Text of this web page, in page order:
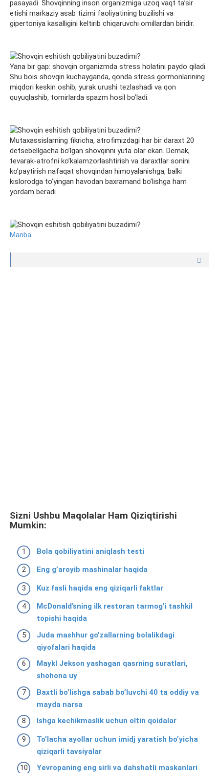
pasayadi. Shovqinning inson organizmiga uzoq vaqt ta’sir
etishi markaziy asab tizimi faoliyatining buzilishi va
gipertoniya kasalligini keltirib chiqaruvchi omillardan biridir.
Yana bir gap: shovqin organizmda stress holatini paydo qiladi.
Shu bois shovqin kuchayganda, qonda stress gormonlarining
miqdori keskin oshib, yurak urushi tezlashadi va qon
quyuqlashib, tomirlarda spazm hosil bo’ladi.
Mutaxassislarning fikricha, atrofimizdagi har bir daraxt 20
detsebellgacha bo’lgan shovqinni yuta olar ekan. Demak,
tevarak-atrofni ko’kalamzorlashtirish va daraxtlar sonini
ko’paytirish nafaqat shovqindan himoyalanishga, balki
kislorodga to’yingan havodan baxramand bo’lishga ham
yordam beradi.
Manba
Sizni Ushbu Maqolalar Ham Qiziqtirishi
Mumkin:
Bola qobiliyatini aniqlash testi
Eng g’aroyib mashinalar haqida
Kuz fasli haqida eng qiziqarli faktlar
McDonald’sning ilk restoran tarmog’i tashkil
topishi haqida
Juda mashhur go’zallarning bolalikdagi
qiyofalari haqida
Maykl Jekson yashagan qasrning suratlari,
shohona uy
Baxtli bo’lishga sabab bo’luvchi 40 ta oddiy va
mayda narsa
Ishga kechikmaslik uchun oltin qoidalar
To’lacha ayollar uchun imidj yaratish bo’yicha
qiziqarli tavsiyalar
Yevropaning eng sirli va dahshatli maskanlari